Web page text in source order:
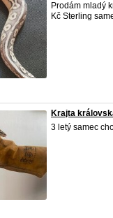
Prodám mladý
Kč Sterling
Krajta
3 letý samec